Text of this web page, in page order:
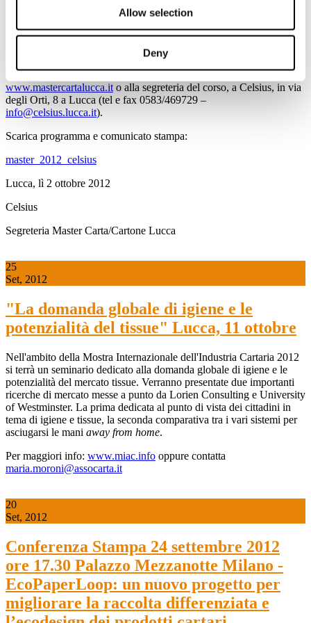
Allow selection
Deny
sede didattica di Celsius, a Lucca, in orari pensati per consentire la
frequenza anche a coloro che sono già inseriti nel mondo del lavoro.
Le lezioni, infatti, si tengono soltanto nei giorni di venerdi e di
Tutte le informazioni sono disponibili sul sito internet del Master:
www.mastercartalucca.it o alla segreteria del corso, a Celsius, in via
degli Orti, 8 a Lucca (tel e fax 0583/469729 –
info@celsius.lucca.it).
Scarica programma e comunicato stampa:
master_2012_celsius
Lucca, lì 2 ottobre 2012
Celsius
Segreteria Master Carta/Cartone Lucca
25
Set, 2012
"La domanda globale di igiene e le
potenzialità del tissue" Lucca, 11 ottobre
Nell'ambito della Mostra Internazionale dell'Industria Cartaria 2012
si terrà un seminario dedicato alla domanda globale di igiene e le
potenzialità del mercato tissue. Verranno presentate due importanti
ricerche di mercato messe a punto da Lorien Consulting e University
of Westminster. La prima dedicata al punto di vista dei cittadini in
tema di igiene e tissue, la seconda comparativa tra i vari sistemi per
asciugarsi le mani away from home.
Per maggiori info: www.miac.info oppure contatta
maria.moroni@assocarta.it
20
Set, 2012
Conferenza Stampa 24 settembre 2012
ore 17.30 Palazzo Mezzanotte Milano -
EcoPaperLoop: un nuovo progetto per
migliorare la raccolta differenziata e